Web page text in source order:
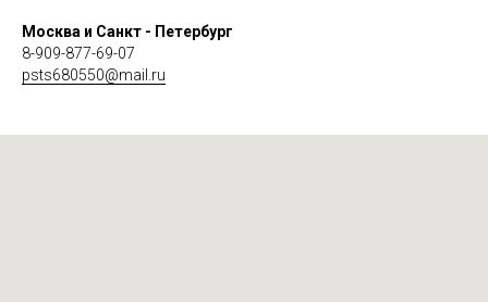
Москва и Санкт - Петербург
8-909-877-69-07
psts680550@mail.ru